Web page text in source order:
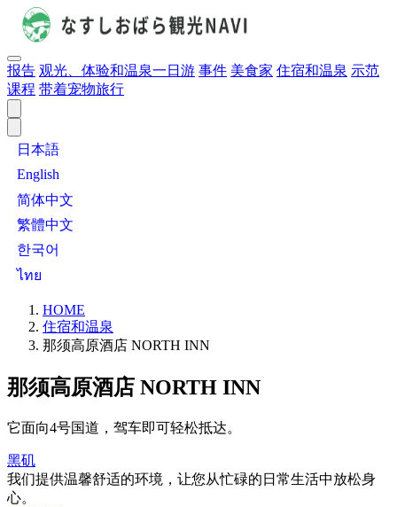
报告 观光、体验和温泉一日游 事件 美食家 住宿和温泉 示范
课程 带着宠物旅行
日本語
English
简体中文
繁體中文
한국어
ไทย
HOME
住宿和温泉
那须高原酒店 NORTH INN
那须高原酒店 NORTH INN
它面向4号国道，驾车即可轻松抵达。
黑矶
我们提供温馨舒适的环境，让您从忙碌的日常生活中放松身
心。